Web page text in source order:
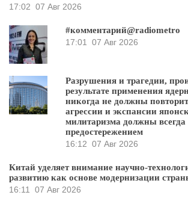
17:02 07 Авг 2026
#комментарий@radiometro
17:01
07 Авг 2026
Разрушения и трагедии,
результате применения
никогда не должны
агрессии и экспансии
милитаризма должны всегда
предостережением
16:12 07 Авг 2026
Китай уделяет внимание научно-
развитию как основе модернизации
16:11
07 Авг 2026